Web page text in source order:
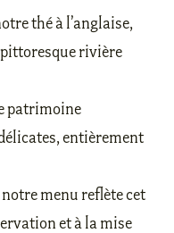
thé à l’anglaise,
rivière
patrimoine
entièrement
menu reflète cet
et à la mise